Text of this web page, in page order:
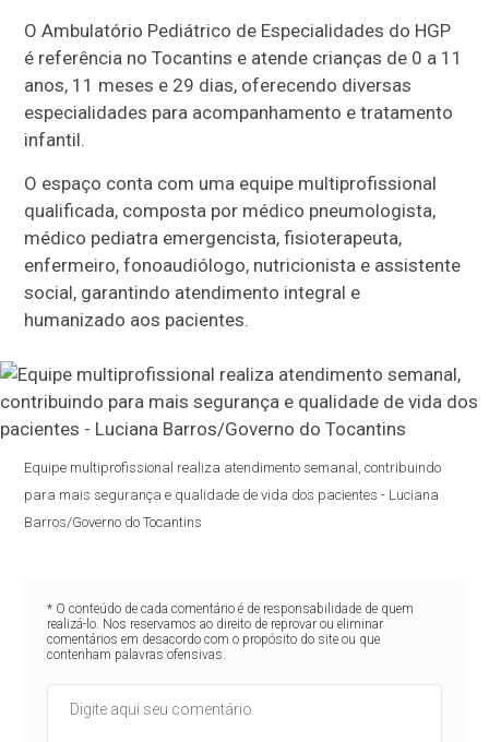
O Ambulatório Pediátrico de Especialidades do HGP
é referência no Tocantins e atende crianças de 0 a 11
anos, 11 meses e 29 dias, oferecendo diversas
especialidades para acompanhamento e tratamento
infantil.
O espaço conta com uma equipe multiprofissional
qualificada, composta por médico pneumologista,
médico pediatra emergencista, fisioterapeuta,
enfermeiro, fonoaudiólogo, nutricionista e assistente
social, garantindo atendimento integral e
humanizado aos pacientes.
Equipe multiprofissional realiza atendimento semanal, contribuindo
para mais segurança e qualidade de vida dos pacientes - Luciana
Barros/Governo do Tocantins
* O conteúdo de cada comentário é de responsabilidade de quem
realizá-lo. Nos reservamos ao direito de reprovar ou eliminar
comentários em desacordo com o propósito do site ou que
contenham palavras ofensivas.